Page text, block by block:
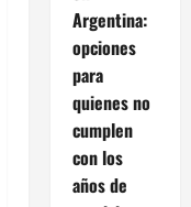
Argentina:
opciones
para
quienes no
cumplen
con los
años de